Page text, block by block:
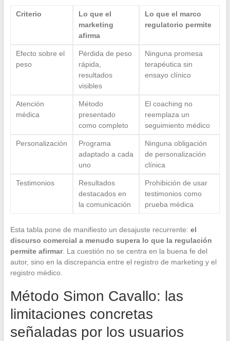
Criterio
Lo que el
marketing
afirma
Lo que el marco
regulatorio permite
Efecto sobre el
peso
Pérdida de peso
rápida,
resultados
visibles
Ninguna promesa
terapéutica sin
ensayo clínico
Atención
médica
Método
presentado
como completo
El coaching no
reemplaza un
seguimiento médico
Personalización
Programa
adaptado a cada
uno
Ninguna obligación
de personalización
clínica
Testimonios
Resultados
destacados en
la comunicación
Prohibición de usar
testimonios como
prueba médica
Esta tabla pone de manifiesto un desajuste recurrente: el
discurso comercial a menudo supera lo que la regulación
permite afirmar. La cuestión no se centra en la buena fe del
autor, sino en la discrepancia entre el registro de marketing y el
registro médico.
Método Simon Cavallo: las
limitaciones concretas
señaladas por los usuarios